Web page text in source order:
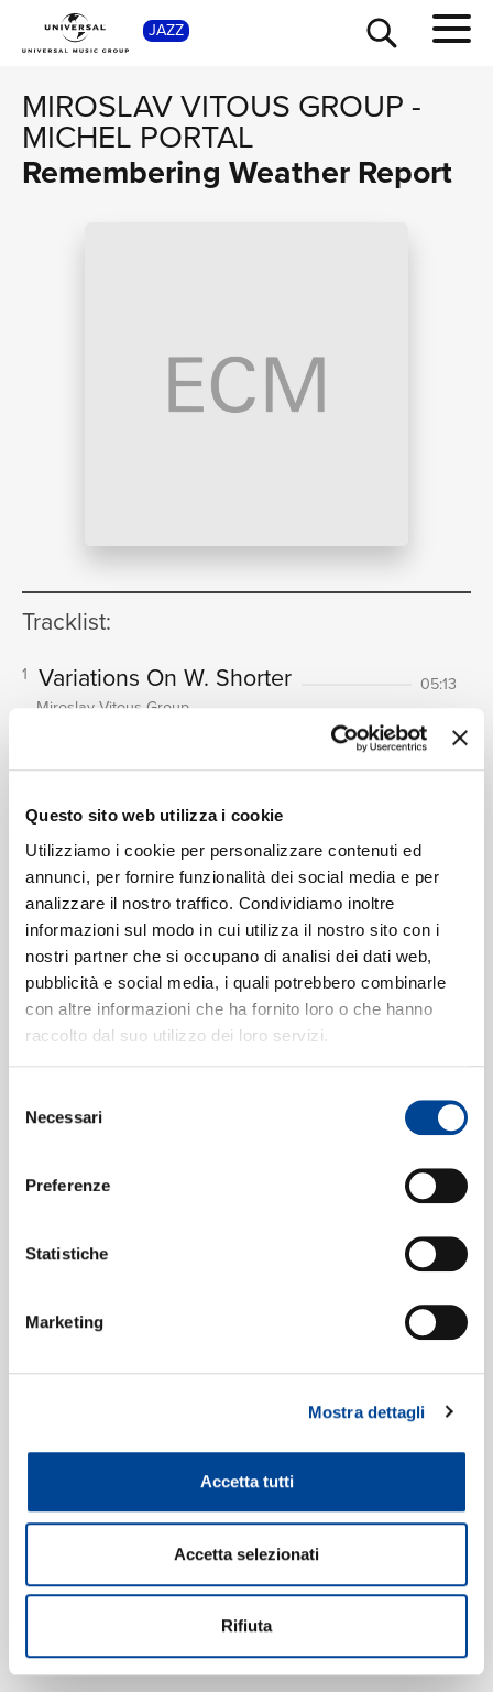
Questo sito web utilizza i cookie
Utilizziamo i cookie per personalizzare contenuti ed
annunci, per fornire funzionalità dei social media e per
analizzare il nostro traffico. Condividiamo inoltre
informazioni sul modo in cui utilizza il nostro sito con i
nostri partner che si occupano di analisi dei dati web,
pubblicità e social media, i quali potrebbero combinarle
con altre informazioni che ha fornito loro o che hanno
raccolto dal suo utilizzo dei loro servizi.
delNecessari
Preferenze
Statistiche
Marketing
Mostra dettagli
Accetta tutti
Accetta selezionati
Rifiuta
JAZZ
MIROSLAV VITOUS GROUP-
MICHEL PORTAL
Remembering Weather Report
Tracklist:
1 Variations On W. Shorter
05:13
Miroslav Vitous Group
Variations On Lonely Woman
07:27
Miroslav Vitous Group, Michel Portal
3 Semina (In 3 Parts)
Surfing With Michel
05:48
Miroslav Vitous Group, Michel Portal
5 When Dvorák Meets Miles
10:57
Miroslav Vitous Group
6 Blues Report
04:48
Miroslav Vitous Group, Michel Portal
SHOP
TOUR
NEWS
RICERCA
CHI SIAMO
CONTATTI